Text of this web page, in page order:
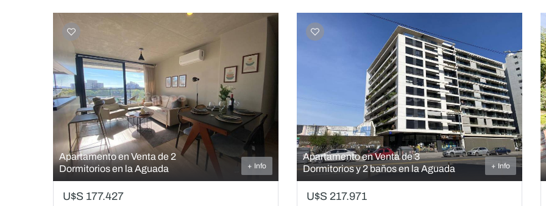
Apartamento en Venta de 2
Dormitorios en la Aguada
+ Info
U$S 177.427
Apartamento en Venta de 3
Dormitorios y 2 baños en la Aguada
+ Info
U$S 217.971